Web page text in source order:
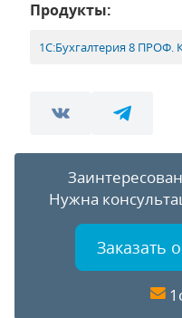
Продукты:
1С:Бухгалтерия 8 ПРОФ.
Нужна
Заказать